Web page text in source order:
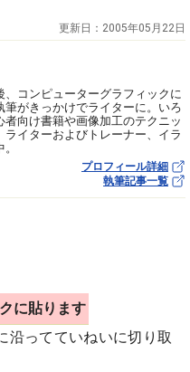
更新日： 2005年05月22日
コンピューターグラフィックに
がきっかけでライターに。いろ
向け書籍や画像加工のテクニッ
イターおよびトレーナー、イラ
プロフィール詳細
執筆記事一覧
に貼ります
沿ってていねいに切り取